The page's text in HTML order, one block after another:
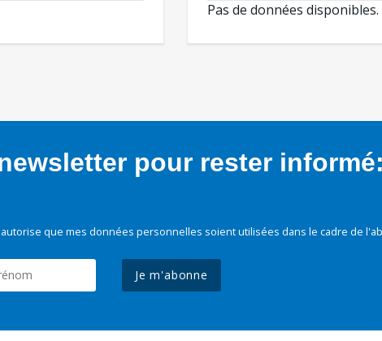
Pas de données disponibles.
pour rester informé:
que mes données personnelles soient utilisées dans le cadre de
Je m'abonne